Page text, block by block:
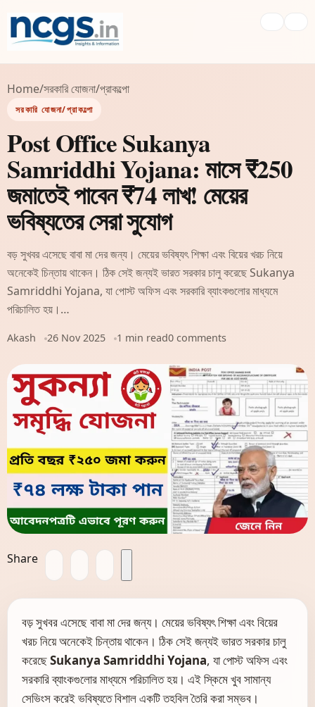
Home/সরকারি যোজনা/প্রাকল্পো
সরকারি যোজনা/প্রাকল্পো
Post Office Sukanya
Samriddhi Yojana: মাসে ₹250
জমাতেই পাবেন ₹74 লাখ! মেয়ের
ভবিষ্যতের সেরা সুযোগ
বড় সুখবর এসেছে বাবা মা দের জন্য। মেয়ের ভবিষ্যৎ শিক্ষা এবং বিয়ের খরচ নিয়ে
অনেকেই চিন্তায় থাকেন। ঠিক সেই জন্যই ভারত সরকার চালু করেছে Sukanya
Samriddhi Yojana, যা পোস্ট অফিস এবং সরকারি ব্যাংকগুলোর মাধ্যমে
পরিচালিত হয়।…
Akash 26 Nov 2025 1 min read0 comments
Share
বড় সুখবর এসেছে বাবা মা দের জন্য। মেয়ের ভবিষ্যৎ শিক্ষা এবং বিয়ের
খরচ নিয়ে অনেকেই চিন্তায় থাকেন। ঠিক সেই জন্যই ভারত সরকার চালু
করেছেSukanya Samriddhi Yojana, যা পোস্ট অফিস এবং
সরকারি ব্যাংকগুলোর মাধ্যমে পরিচালিত হয়। এই স্কিমে খুব সামান্য
সেভিংস করেই ভবিষ্যতে বিশাল একটি তহবিল তৈরি করা সম্ভব।